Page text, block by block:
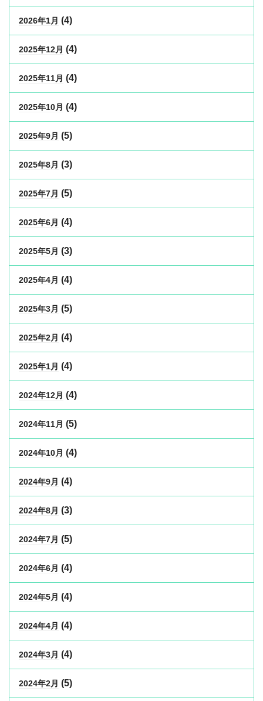
2026年1月 (4)
2025年12月 (4)
2025年11月 (4)
2025年10月 (4)
2025年9月 (5)
2025年8月 (3)
2025年7月 (5)
2025年6月 (4)
2025年5月 (3)
2025年4月 (4)
2025年3月 (5)
2025年2月 (4)
2025年1月 (4)
2024年12月 (4)
2024年11月 (5)
2024年10月 (4)
2024年9月 (4)
2024年8月 (3)
2024年7月 (5)
2024年6月 (4)
2024年5月 (4)
2024年4月 (4)
2024年3月 (4)
2024年2月 (5)